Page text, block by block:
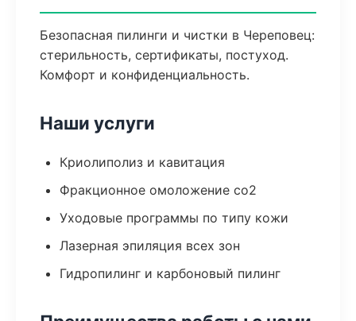
Безопасная пилинги и чистки в Череповец:
стерильность, сертификаты, постуход.
Комфорт и конфиденциальность.
Наши услуги
Криолиполиз и кавитация
Фракционное омоложение co2
Уходовые программы по типу кожи
Лазерная эпиляция всех зон
Гидропилинг и карбоновый пилинг